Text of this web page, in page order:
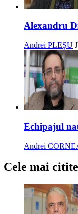
Alexandru
Andrei PLEȘU
Echipajul
Andrei
Cele mai citite